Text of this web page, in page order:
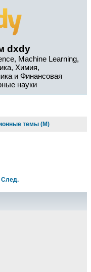
dxdy
Machine Learning,
Химия,
и Финансовая
науки
темы (М)
След.